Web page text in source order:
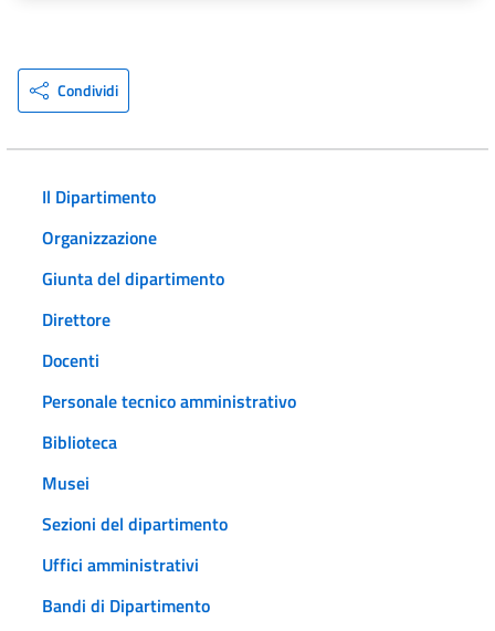
Condividi
Il Dipartimento
Organizzazione
Giunta del dipartimento
Direttore
Docenti
Personale tecnico amministrativo
Biblioteca
Musei
Sezioni del dipartimento
Uffici amministrativi
Bandi di Dipartimento